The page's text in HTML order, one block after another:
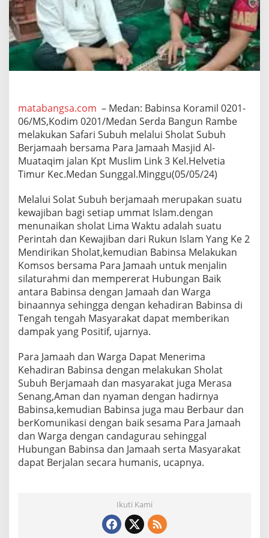
S
e
b
a
g
a
m
e
n
t
u
m
M
m
a
k
m
u
r
k
a
M
a
s
j
d
W
i
a
y
a
h
B
i
n
b
matabangsa.com – Medan: Babinsa Koramil 0201-
06/MS,Kodim 0201/Medan Serda Bangun Rambe
melakukan Safari Subuh melalui Sholat Subuh
Berjamaah bersama Para Jamaah Masjid Al-
Muataqim jalan Kpt Muslim Link 3 Kel.Helvetia
Timur Kec.Medan Sunggal.Minggu(05/05/24)
Melalui Solat Subuh berjamaah merupakan suatu
kewajiban bagi setiap ummat Islam.dengan
menunaikan sholat Lima Waktu adalah suatu
Perintah dan Kewajiban dari Rukun Islam Yang Ke 2
Mendirikan Sholat,kemudian Babinsa Melakukan
Komsos bersama Para Jamaah untuk menjalin
silaturahmi dan mempererat Hubungan Baik
antara Babinsa dengan Jamaah dan Warga
binaannya sehingga dengan kehadiran Babinsa di
Tengah tengah Masyarakat dapat memberikan
dampak yang Positif, ujarnya.
Para Jamaah dan Warga Dapat Menerima
Kehadiran Babinsa dengan melakukan Sholat
Subuh Berjamaah dan masyarakat juga Merasa
Senang,Aman dan nyaman dengan hadirnya
Babinsa,kemudian Babinsa juga mau Berbaur dan
berKomunikasi dengan baik sesama Para Jamaah
dan Warga dengan candagurau sehinggal
Hubungan Babinsa dan Jamaah serta Masyarakat
dapat Berjalan secara humanis, ucapnya.
Ikuti Kami